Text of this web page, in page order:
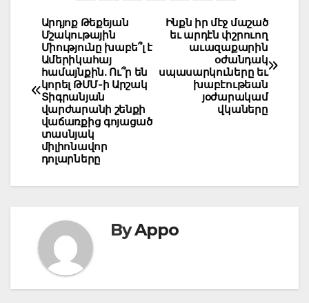
Post
navigation
Ինքն իր մէջ մաշած
եւ արդէն փշրուող
աւազաքարին
օժանդակ
սպասարկուները եւ
խաբէութեան
յօժարակամ
վկաները
Արդյոք Թեքեյան
Մշակութային
Միությունը խաբե՞լ է
Ամերիկահայ
համայնքին. Ու՞ր են
կորել ԹՄՄ-ի Արշակ
Տիգրանյան
վարժարանի շենքի
վաճառքից գոյացած
տասնյակ
միլիոնավոր
դոլարները
ByAppo